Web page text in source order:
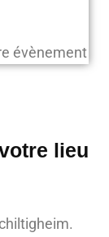
évènement
lieu